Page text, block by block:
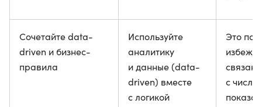
Сочетайте data-
driven и бизнес-
правила
Используйте
аналитику
и данные (data-
driven) вместе
с логикой
Это
с